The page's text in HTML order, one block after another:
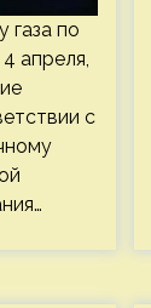
газа по
апреля,
с